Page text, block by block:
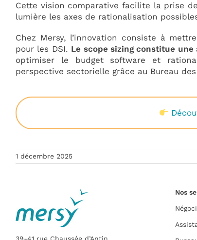
Cette vision comparative facilite la prise
lumière les axes de rationalisation
Chez Mersy, l’innovation consiste à
pour les DSI. Le scope sizing constitue
optimiser le budget software et
perspective sectorielle grâce au Bureau
1 décembre 2025
Nos